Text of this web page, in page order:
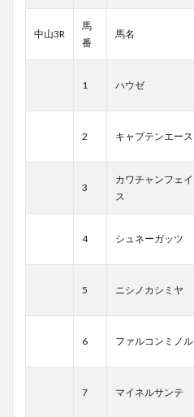
中山3R
馬
番
馬名
1 ハウゼ
2 キャプテンエース
3
カワチャンフェイ
ス
4 シュネーガッツ
5 ニシノカシミヤ
6 ファルコンミノル
7 マイネルサンテ